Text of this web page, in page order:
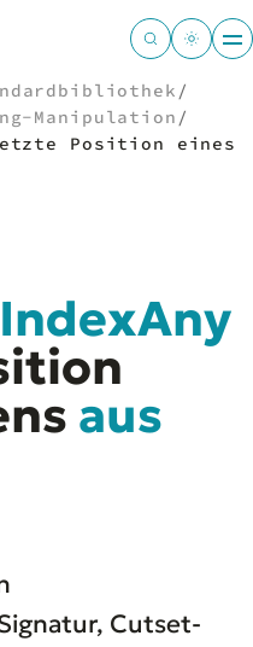
/
Manipulation /
Position eines
aus
Cutset-